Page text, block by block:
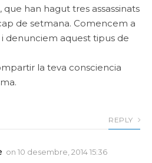
que han hagut tres assassinats
de setmana. Comencem a
denunciem aquest tipus de
la teva consciencia
REPLY
on 10 desembre, 2014 15:36